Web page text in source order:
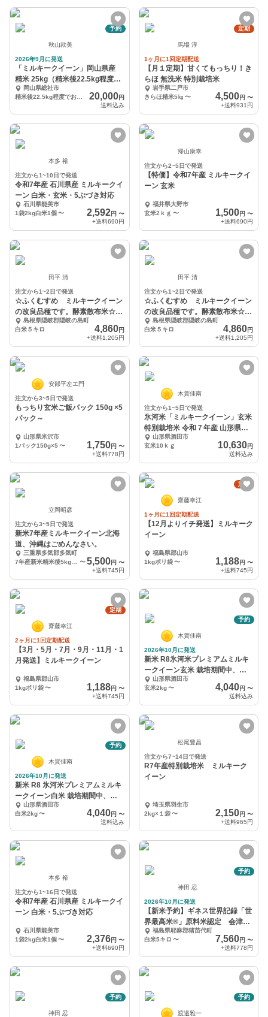
予約
秋山款美
2026年9月に発送
「ミルキークイーン」岡山県産
精米 25kg（精米後22.5kg程度で
のお届け）
岡山県総社市
20,000円
送料込み
定期
馬場 淳
1ヶ月に1回定期配送
【月１定期】甘くてもっちり！き
らほ 無洗米 特別栽培米
岩手県二戸市
きらほ精米5㎏ 〜 4,500円 〜
+送料931円
本多 裕
注文から1~10日で発送
令和7年産 石川県産 ミルキークイ
ーン 白米・玄米・5ぶづき対応
石川県能美市
1袋2kg白米1個 〜 2,592円 〜
+送料690円
帰山康幸
注文から2~5日で発送
【特価】令和7年産 ミルキークイ
ーン 玄米
福井県大野市
玄米2ｋｇ 〜 1,500円 〜
+送料690円
田平 清
注文から1~2日で発送
☆ふくむすめ ミルキークイーン
の改良品種です。酵素散布米☆白
米5キロ
島根県隠岐郡隠岐の島町
白米５キロ
4,860円
+送料1,205円
田平 清
注文から1~2日で発送
☆ふくむすめ ミルキークイーン
の改良品種です。酵素散布米☆白
米5キロ
島根県隠岐郡隠岐の島町
白米５キロ
4,860円
+送料1,205円
安部平左エ門
注文から3~5日で発送
もっちり玄米ご飯パック 150g ×5
パック～
山形県米沢市
1パック150g×5〜 1,750円 〜
+送料778円
木賀佳南
注文から1~5日で発送
氷河米「ミルキークイーン」玄米
特別栽培米 令和７年産 山形県庄
内産山形県酒田市
玄米10ｋｇ
10,630円
送料込み
立岡昭彦
注文から3~5日で発送
新米7年産ミルキークイーン北海
道、沖縄はごめんなさい。
三重県多気郡多気町
〜 5,500円 〜
+送料745円
定期
齋藤幸江
1ヶ月に1回定期配送
【12月よりイチ発送】ミルキーク
イーン
福島県郡山市
1kgポリ袋 〜 1,188円 〜
+送料745円
定期
齋藤幸江
2ヶ月に1回定期配送
【3月・5月・7月・9月・11月・1
月発送】ミルキークイーン
福島県郡山市
1kgポリ袋〜 1,188円 〜
+送料745円
予約
木賀佳南
2026年10月に発送
新米 R8氷河米プレミアムミルキ
ークイーン玄米 栽培期間中、農
薬化学肥料不使用
山形県酒田市
玄米2kg 〜 4,040円 〜
送料込み
予約
木賀佳南
2026年10月に発送
新米 R8 氷河米プレミアムミルキ
ークイーン白米 栽培期間中、農
薬化学肥料不使用
山形県酒田市
白米2kg〜 4,040円 〜
送料込み
松尾豊昌
注文から7~14日で発送
R7年産特別栽培米 ミルキーク
イーン
埼玉県羽生市
2kg×１袋 〜 2,150円 〜
+送料965円
本多 裕
注文から1~16日で発送
令和7年産 石川県産 ミルキークイ
ーン 白米・5ぶづき対応
石川県能美市
1袋2kg白米1個 〜 2,376円 〜
+送料690円
予約
神田 忍
2026年10月に発送
【新米予約】ギネス世界記録「世
界最高米®」原料米認定 会津
産 ゆうだい21
福島県耶麻郡猪苗代町
白米5キロ 〜 7,560円 〜
+送料778円
予約
神田 忍
予約
渡邉雅一